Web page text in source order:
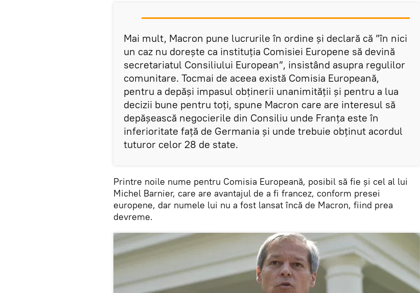
Mai mult, Macron pune lucrurile în ordine și declară că ”în nici
un caz nu dorește ca instituția Comisiei Europene să devină
secretariatul Consiliului European”, insistând asupra regulilor
comunitare. Tocmai de aceea există Comisia Europeană,
pentru a depăși impasul obținerii unanimității și pentru a lua
decizii bune pentru toți, spune Macron care are interesul să
depășească negocierile din Consiliu unde Franța este în
inferioritate față de Germania și unde trebuie obținut acordul
tuturor celor 28 de state.
Printre noile nume pentru Comisia Europeană, posibil să fie și cel al lui
Michel Barnier, care are avantajul de a fi francez, conform presei
europene, dar numele lui nu a fost lansat încă de Macron, fiind prea
devreme.